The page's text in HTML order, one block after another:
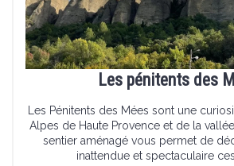
Les pénitents des
Les Pénitents des Mées sont une
Alpes de Haute Provence et de la
sentier aménagé vous permet de
inattendue et spectaculaire